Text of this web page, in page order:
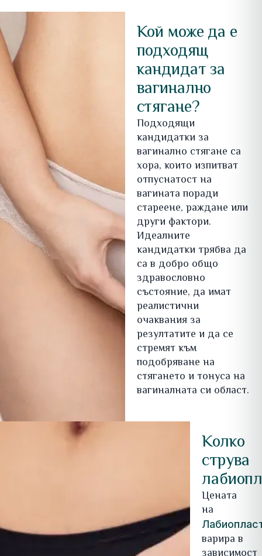
Кой може да е
подходящ
кандидат за
вагинално
стягане?
Подходящи
кандидатки за
вагинално стягане са
хора, които изпитват
отпуснатост на
вагината поради
стареене, раждане или
други фактори.
Идеалните
кандидатки трябва да
са в добро общо
здравословно
състояние, да имат
реалистични
очаквания за
резултатите и да се
стремят към
подобряване на
стягането и тонуса на
вагиналната си област.
Колко
струва
Цената
на
варира в